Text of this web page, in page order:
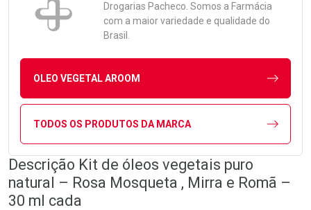
Drogarias Pacheco. Somos a Farmácia
com a maior variedade e qualidade do
Brasil.
OLEO VEGETAL AROOM
TODOS OS PRODUTOS DA MARCA
Descrição Kit de óleos vegetais puro
natural – Rosa Mosqueta , Mirra e Romã –
30 ml cada